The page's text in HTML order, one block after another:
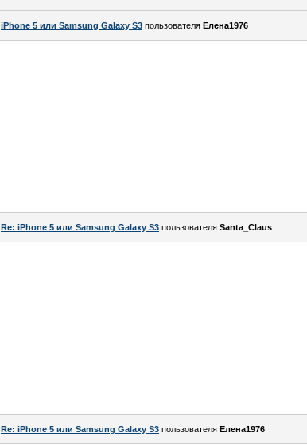
iPhone 5 или Samsung Galaxy S3 пользователя Елена1976
Re: iPhone 5 или Samsung Galaxy S3 пользователя Santa_Claus
Re: iPhone 5 или Samsung Galaxy S3 пользователя Елена1976